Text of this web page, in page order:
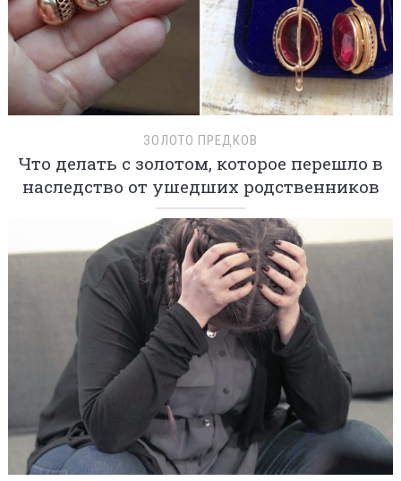
ЗОЛОТО ПРЕДКОВ
Что делать с золотом, которое перешло в
наследство от ушедших родственников